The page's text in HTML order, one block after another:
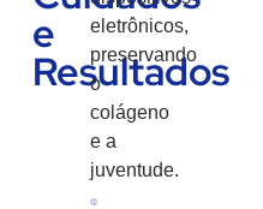
e
Resultados
eletrônicos,
preservando
o
colágeno
e a
juventude.